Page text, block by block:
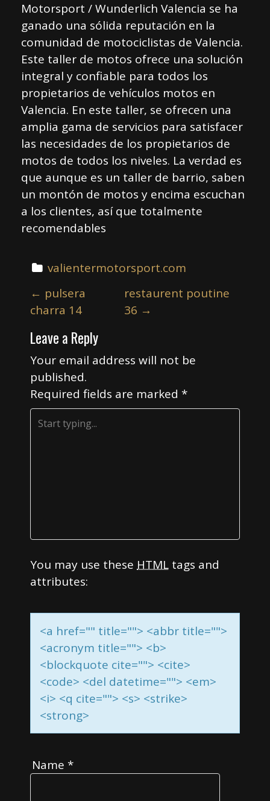
Motorsport / Wunderlich Valencia se ha
ganado una sólida reputación en la
comunidad de motociclistas de Valencia.
Este taller de motos ofrece una solución
integral y confiable para todos los
propietarios de vehículos motos en
Valencia. En este taller, se ofrecen una
amplia gama de servicios para satisfacer
las necesidades de los propietarios de
motos de todos los niveles. La verdad es
que aunque es un taller de barrio, saben
un montón de motos y encima escuchan
a los clientes, así que totalmente
recomendables
valientermotorsport.com
P
o
s
t
n
a
v
i
← pulsera
charra 14
restaurent poutine
36 →
Leave a Reply
Your email address will not be
published.
Required fields are marked *
You may use these HTML tags and
attributes:
<a href="" title=""> <abbr title="">
<acronym title=""> <b>
<blockquote cite=""> <cite>
<code> <del datetime=""> <em>
<i> <q cite=""> <s> <strike>
<strong>
Name *